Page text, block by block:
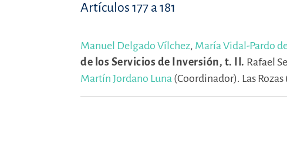
Artículos 177 a 181
Manuel Delgado Vílchez, María Vidal-Pardo
de los Servicios de Inversión, t. II. Rafael
Martín Jordano Luna (Coordinador). Las